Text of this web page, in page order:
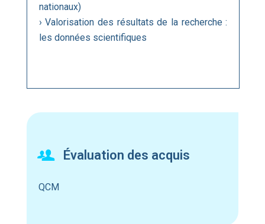
nationaux)
› Valorisation des résultats de la recherche :
les données scientifiques
Évaluation des acquis
QCM